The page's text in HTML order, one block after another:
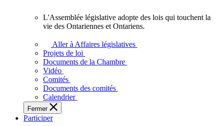
l'Ontario.
L'Assemblée
adopte
touchent
des
Ontariennes
et
L'Assemblée législative adopte des lois qui touchent la
vie des Ontariennes et Ontariens.
Aller à Affaires législatives
Projets de loi
Documents de la Chambre
Vidéo
Comités
Documents des comités
Calendrier
Fermer
Participer